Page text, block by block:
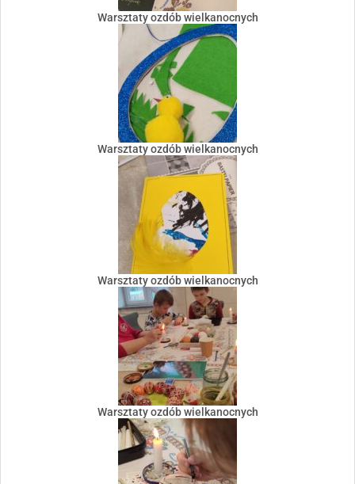
Warsztaty ozdób wielkanocnych
Warsztaty ozdób wielkanocnych
Warsztaty ozdób wielkanocnych
Warsztaty ozdób wielkanocnych